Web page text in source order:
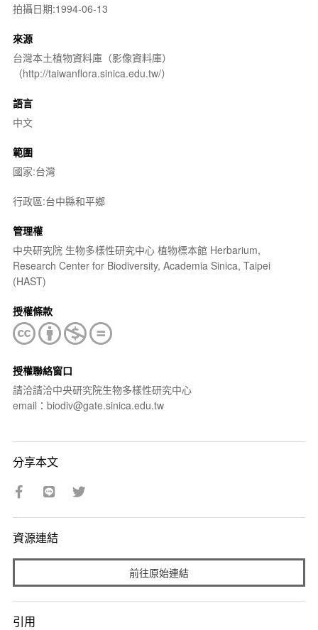
拍攝日期:1994-06-13
來源
台灣本土植物資料庫（影像資料庫）
（http://taiwanflora.sinica.edu.tw/）
語言
中文
範圍
國家:台灣
行政區:台中縣和平鄉
管理權
中央研究院 生物多樣性研究中心 植物標本館 Herbarium,
Research Center for Biodiversity, Academia Sinica, Taipei
(HAST)
授權條款
授權聯絡窗口
請洽請洽中央研究院生物多樣性研究中心
email：biodiv@gate.sinica.edu.tw
分享本文
資源連結
前往原始連結
引用